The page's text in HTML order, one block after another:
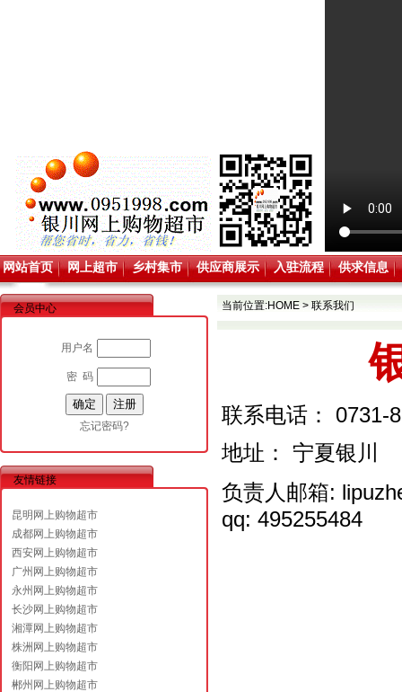
网站首页 网上超市 乡村集市 供应商展示 入驻流程 供求信息
会员中心
用户名
密 码
忘记密码?
友情链接
昆明网上购物超市
成都网上购物超市
西安网上购物超市
广州网上购物超市
永州网上购物超市
长沙网上购物超市
湘潭网上购物超市
株洲网上购物超市
衡阳网上购物超市
郴州网上购物超市
当前位置:HOME > 联系我们
联系电话： 0731-
地址： 宁夏银川
负责人邮箱:
qq: 495255484